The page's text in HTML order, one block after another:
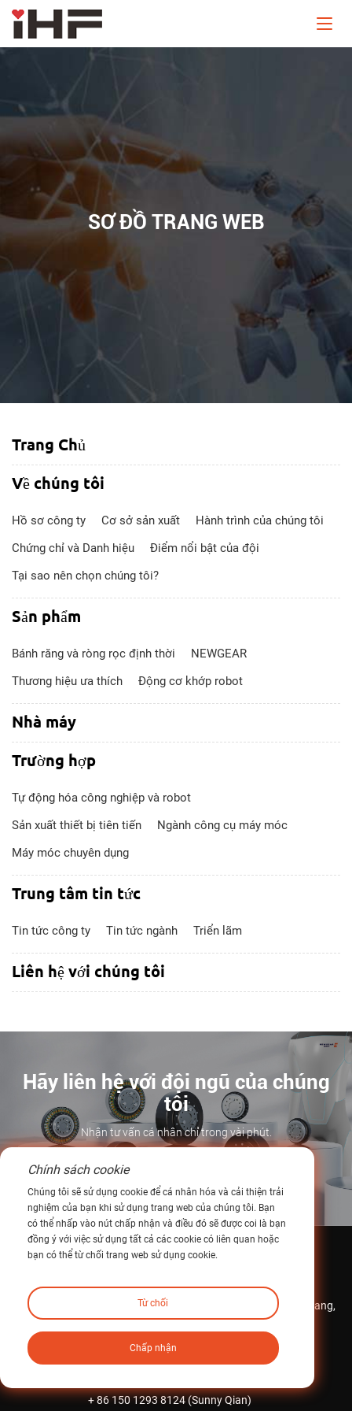
SƠ ĐỒ TRANG WEB
Trang Chủ
Về chúng tôi
Hồ sơ công ty Cơ sở sản xuất
Hành trình của chúng tôi
Chứng chỉ và Danh hiệu
Điểm nổi bật của đội
Tại sao nên chọn chúng tôi?
Sản phẩm
Bánh răng và ròng rọc định thời
NEWGEAR
Thương hiệu ưa thích
Động cơ khớp robot
Nhà máy
Trường hợp
Tự động hóa công nghiệp và robot
Sản xuất thiết bị tiên tiến
Ngành công cụ máy móc
Máy móc chuyên dụng
Trung tâm tin tức
Tin tức công ty Tin tức ngành Triển lãm
Liên hệ với chúng tôi
Hãy liên hệ với đội ngũ của chúng
tôi
Nhận tư vấn cá nhân chỉ trong vài phút.
Khu công nghiệp iHF, số 1 đường Mintai, thị trấn Hoàng Giang,
intltrade@ihfcn.com
+ 86 150 1293 8124 (Sunny Qian)
Chính sách cookie
Chúng tôi sẽ sử dụng cookie để cá nhân hóa và cải thiện trải
nghiệm của bạn khi sử dụng trang web của chúng tôi. Bạn
có thể nhấp vào nút chấp nhận và điều đó sẽ được coi là bạn
đồng ý với việc sử dụng tất cả các cookie có liên quan hoặc
bạn có thể từ chối trang web sử dụng cookie.
Từ chối
Chấp nhận